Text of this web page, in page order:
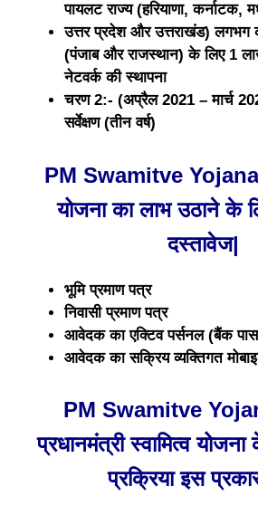
पायलट राज्य (हरियाणा, कर्नाटक,
उत्तर प्रदेश और उत्तराखंड) लगभग
(पंजाब और राजस्थान) के लिए 1
नेटवर्क की स्थापना
चरण 2:- (अप्रैल 2021 – मार्च
सर्वेक्षण (तीन वर्ष)
PM Swamitve
योजना का लाभ उठाने के
दस्तावेज|
भूमि प्रमाण पत्र
निवासी प्रमाण पत्र
आवेदक का एक्टिव पर्सनल (बैंक
आवेदक का सक्रिय व्यक्तिगत
PM Swamitve
प्रधानमंत्री स्वामित्व
प्रक्रिया इस